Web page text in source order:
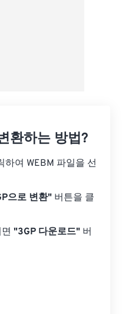
환하는 방법?
하여 WEBM 파일을 선
으로 변환" 버튼을 클
"3GP 다운로드" 버